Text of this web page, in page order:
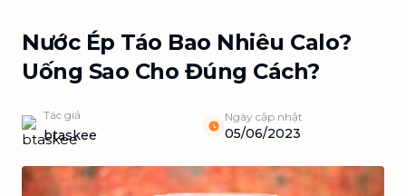
Nước Ép Táo Bao Nhiêu Calo?
Uống Sao Cho Đúng Cách?
Tác giả
btaskee
Ngày cập nhật
05/06/2023